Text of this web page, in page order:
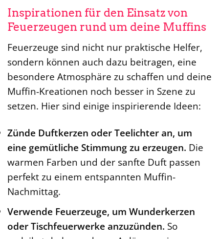
Inspirationen für den Einsatz von
Feuerzeugen rund um deine Muffins
Feuerzeuge sind nicht nur praktische Helfer,
sondern können auch dazu beitragen, eine
besondere Atmosphäre zu schaffen und deine
Muffin-Kreationen noch besser in Szene zu
setzen. Hier sind einige inspirierende Ideen:
Zünde Duftkerzen oder Teelichter an, um
eine gemütliche Stimmung zu erzeugen. Die
warmen Farben und der sanfte Duft passen
perfekt zu einem entspannten Muffin-
Nachmittag.
Verwende Feuerzeuge, um Wunderkerzen
oder Tischfeuerwerke anzuzünden. So